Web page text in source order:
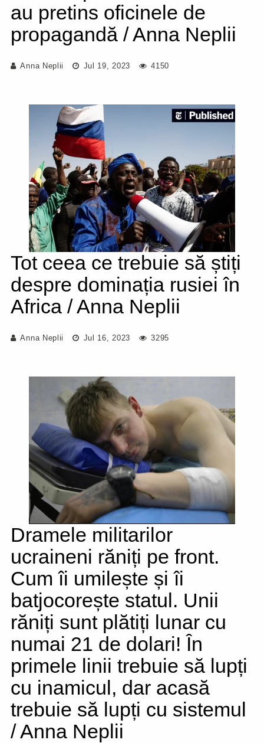
au pretins oficinele de
propagandă / Anna Neplii
Anna Neplii Jul 19, 2023 4150
Tot ceea ce trebuie să știți
despre dominația rusiei în
Africa / Anna Neplii
Anna Neplii Jul 16, 2023 3295
Dramele militarilor
ucraineni răniți pe front.
Cum îi umilește și îi
batjocorește statul. Unii
răniți sunt plătiți lunar cu
numai 21 de dolari! În
primele linii trebuie să lupți
cu inamicul, dar acasă
trebuie să lupți cu sistemul
/ Anna Neplii